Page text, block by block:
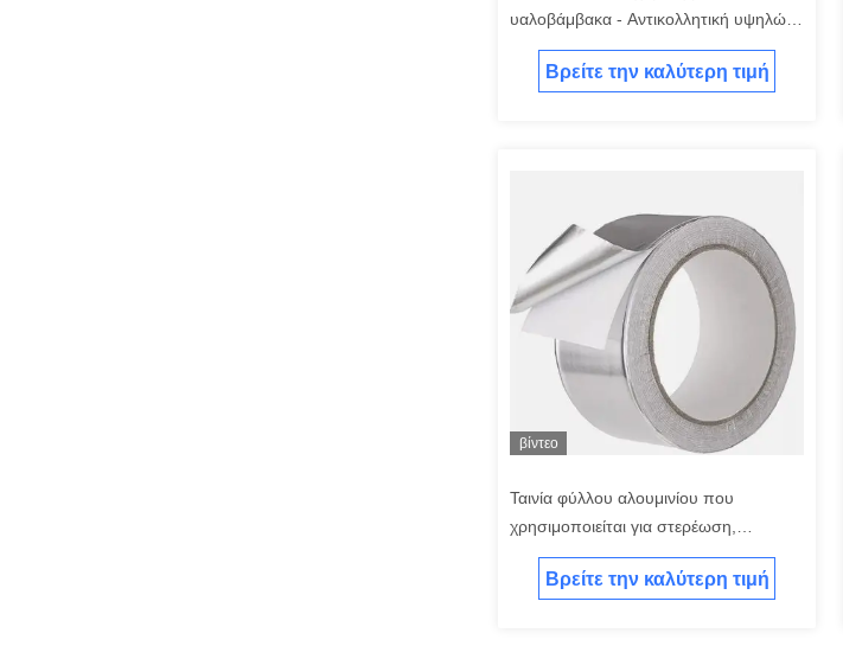
υαλοβάμβακα - Αντικολλητική υψηλών
θερμοκρασιών για θερμοσφράγιση
Βρείτε την καλύτερη τιμή
βίντεο
Ταινία φύλλου αλουμινίου που
χρησιμοποιείται για στερέωση,
θωράκιση, σφράγιση και προστασία
Βρείτε την καλύτερη τιμή